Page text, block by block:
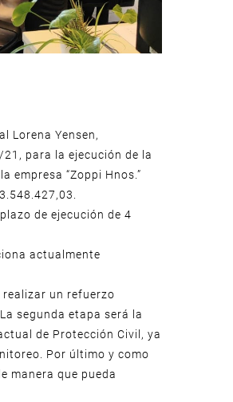
Lorena Yensen,
para la ejecución de la
empresa “Zoppi Hnos.”
de ejecución de 4
actualmente
un refuerzo
segunda etapa será la
de Protección Civil, ya
Por último y como
manera que pueda